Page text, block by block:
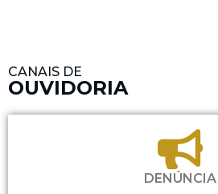
CANAIS DE
OUVIDORIA
DENÚNCIA